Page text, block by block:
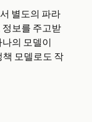
별도의 파라
보를 주고받
의 모델이
모델로도 작